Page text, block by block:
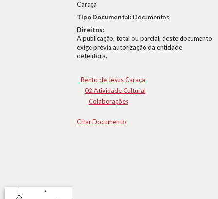
Caraça
Tipo Documental:Documentos
Direitos:
A publicação, total ou parcial, deste documento
exige prévia autorização da entidade
detentora.
Bento de Jesus Caraça
02.Atividade Cultural
Colaborações
Citar Documento